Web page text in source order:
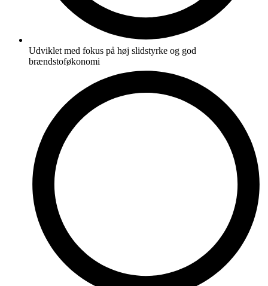
Udviklet med fokus på høj slidstyrke og god
brændstoføkonomi